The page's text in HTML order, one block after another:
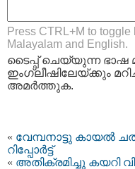
Press CTRL+M to toggle
Malayalam and English.
ടൈപ്പ്‌ ചെയ്യുന്ന ഭാഷ
ഇംഗ്ലീഷിലേയ്ക്കും
അമര്‍ത്തുക.
« വേമ്പനാട്ടു കായൽ
റിപ്പോര്‍ട്ട്
« അതിക്രമിച്ചു കയറി